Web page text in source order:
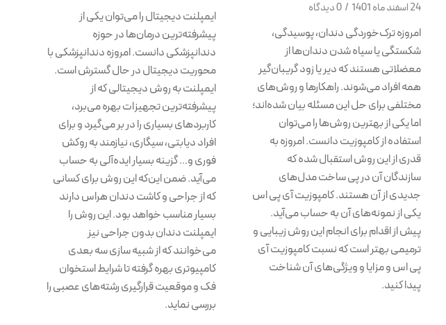
24 اسفند ماه 1401 / 0 دیدگاه
امروزه ترک‌خوردگی دندان، پوسیدگی،
شکستگی یا سیاه شدن دندان‌ها از
معضلاتی هستند که دیر یا زود گریبان‌گیر
همه افراد می‌شوند. راهکارها و روش‌های
مختلفی برای حل این مسئله بیان شده‌اند؛
اما یکی از بهترین روش‌ها را می‌توان
استفاده از کامپوزیت دانست. امروزه به
قدری از این روش استقبال شده که
سازندگان آن در پی ساخت مدل‌های
جدیدی از آن هستند. کامپوزیت آی پی اس
یکی از نمونه‌های آن به‌ حساب می‌آید.
پیش از اقدام برای انجام این روش زیبایی و
ترمیمی بهتر است که نسبت کامپوزیت آی
پی اس و مزایا و‌ ویژگی‌های آن شناخت
پیدا کنید.
ایمپلنت دیجیتال را می‌توان یکی از
پیشرفته‌ترین درمان‌ها در حوزه
دندانپزشکی دانست. امروزه دندانپزشکی با
محوریت دیجیتال در حال گسترش است.
ایمپلنت به روش دیجیتالی که از
پیشرفته‌ترین تجهیزات بهره می‌برد،
کاربردهای بسیاری را در بر می‌گیرد و برای
افراد دیابتی، سیگاری، نیازمند به روکش
فوری و... گزینه بسیار ایده‌آلی به حساب
می‌آید. ضمن این‌که این روش برای کسانی
که از جراحی و کاشت دندان هراس دارند
بسیار مناسب خواهد بود. این روش را
ایمپلنت دندان بدون جراحی نیز
می‌خوانند که از شبیه ‌سازی سه بعدی
کامپیوتری بهره گرفته تا شرایط استخوان
فک و موقعیت قرارگیری رشته‌های عصبی را
بررسی نماید.